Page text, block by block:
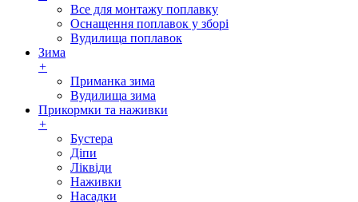
Все для монтажу поплавку
Оснащення поплавок у зборі
Вудилища поплавок
Зима
+
Приманка зима
Вудилища зима
Прикормки та наживки
+
Бустера
Діпи
Ліквіди
Наживки
Насадки